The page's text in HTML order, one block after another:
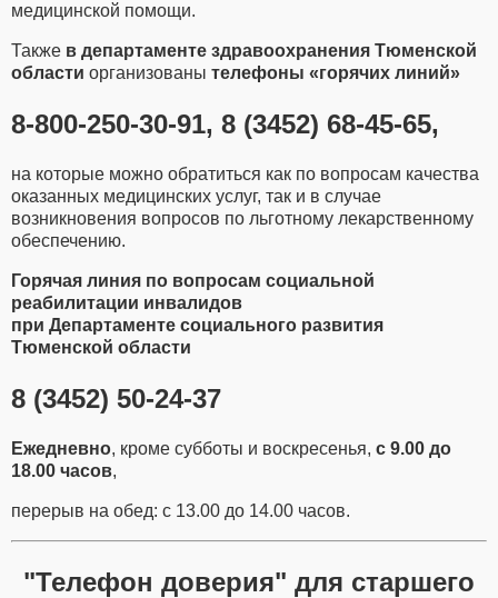
медицинской помощи.
Также в департаменте здравоохранения Тюменской
области организованы телефоны «горячих линий»
8-800-250-30-91, 8 (3452) 68-45-65,
на которые можно обратиться как по вопросам качества
оказанных медицинских услуг, так и в случае
возникновения вопросов по льготному лекарственному
обеспечению.
Горячая линия по вопросам социальной
реабилитации инвалидов
при Департаменте социального развития
Тюменской области
8 (3452) 50-24-37
Ежедневно, кроме субботы и воскресенья, с 9.00 до
18.00 часов,
перерыв на обед: с 13.00 до 14.00 часов.
"Телефон доверия" для старшего